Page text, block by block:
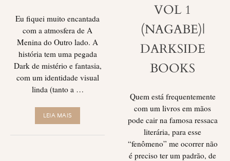
Eu fiquei muito encantada
com a atmosfera de A
Menina do Outro lado. A
história tem uma pegada
Dark de mistério e fantasia,
com um identidade visual
linda (tanto a …
LEIA MAIS
VOL 1
(NAGABE)|
DARKSIDE
BOOKS
Quem está frequentemente
com um livros em mãos
pode cair na famosa ressaca
literária, para esse
“fenômeno” me ocorrer não
é preciso ter um padrão, de